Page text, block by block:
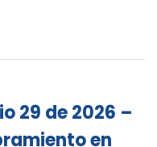
29 de 2026 –
en